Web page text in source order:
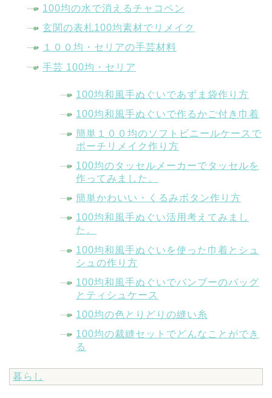
100均の水で消えるチャコペン
玄関の表札100均素材でリメイク
１００均・セリアの手芸材料
手芸 100均・セリア
100均和風手ぬぐいであずま袋作り方
100均和風手ぬぐいで作るかご付き巾着
簡単１００均のソフトビニールケースで
ポーチリメイク作り方
100均のタッセルメーカーでタッセルを
作ってみました。
簡単かわいい・くるみボタン作り方
100均和風手ぬぐい活用考えてみまし
た。
100均和風手ぬぐいを使った巾着とシュ
シュの作り方
100均和風手ぬぐいでバンブーのバッグ
とティシュケース
100均の色とりどりの縫い糸
100均の裁縫セットでどんなことができ
る
暮らし